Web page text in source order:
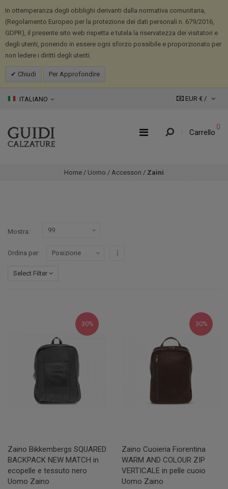
In ottemperanza degli obblighi derivanti dalla normativa comunitaria,
(Regolamento Europeo per la protezione dei dati personali n. 679/2016,
GDPR), il presente sito web rispetta e tutela la riservatezza dei visitatori e
degli utenti, ponendo in essere ogni sforzo possibile e proporzionato per
non ledere i diritti degli utenti.
Chiudi Per Approfondire
ITALIANO EUR € /
Carrello
0
Home / Uomo / Accessori / Zaini
Mostra
Ordina per
Select Filter
30%
Zaino Bikkembergs SQUARED
BACKPACK NEW MATCH in
ecopelle e tessuto nero
Uomo Zaino
30%
Zaino Cuoieria Fiorentina
WARM AND COLOUR ZIP
VERTICALE in pelle cuoio
Uomo Zaino